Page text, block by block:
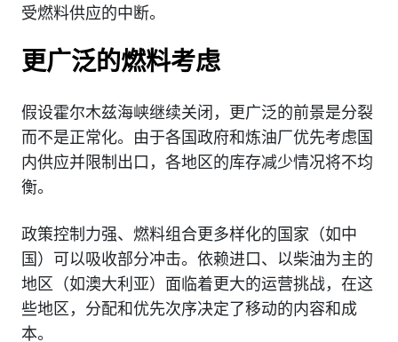
受燃料供应的中断。
更广泛的燃料考虑
假设霍尔木兹海峡继续关闭，更广泛的前景是分裂
而不是正常化。由于各国政府和炼油厂优先考虑国
内供应并限制出口，各地区的库存减少情况将不均
衡。
政策控制力强、燃料组合更多样化的国家（如中
国）可以吸收部分冲击。依赖进口、以柴油为主的
地区（如澳大利亚）面临着更大的运营挑战，在这
些地区，分配和优先次序决定了移动的内容和成
本。